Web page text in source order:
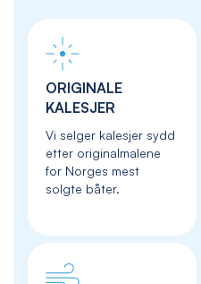
ORIGINALE
KALESJER
Vi selger kalesjer sydd
etter originalmalene
for Norges mest
solgte båter.